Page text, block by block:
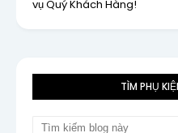
vụ Quý Khách Hàng!
TÌM PHỤ